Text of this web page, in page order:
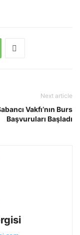
Next article
Vakfı’nın Burs
Başvuruları Başladı